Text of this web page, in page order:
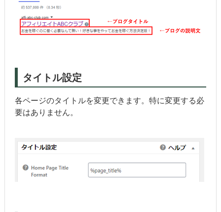
タイトル設定
各ページのタイトルを変更できます。特に変更する必
要はありません。